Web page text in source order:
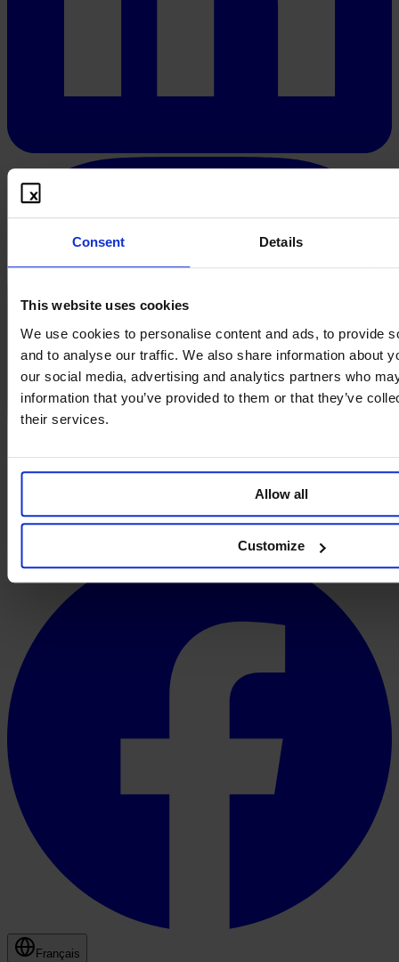
Consent Details
This website uses cookies
We use cookies to personalise content and ads, to provide
and to analyse our traffic. We also share information about
our social media, advertising and analytics partners who
information that you’ve provided to them or that they’ve
their services.
Allow all
Customize
Français